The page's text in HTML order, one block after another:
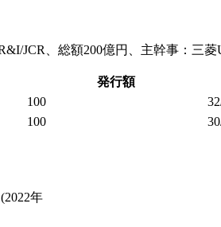
JCR、総額200億円、主幹事：三
発行額
100
100
年